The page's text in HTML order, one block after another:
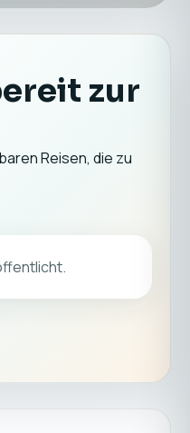
zur
Reisen, die zu